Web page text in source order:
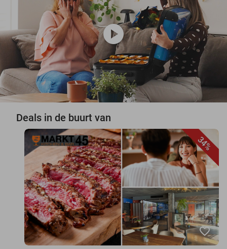
play_circle
Deals in de buurt van
34%
favorite_border